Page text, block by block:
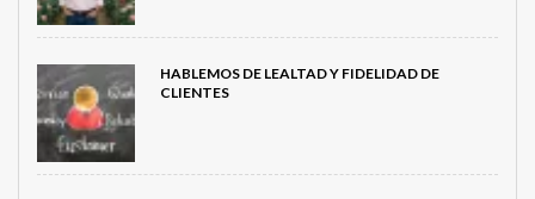
HABLEMOS DE LEALTAD Y FIDELIDAD DE
CLIENTES